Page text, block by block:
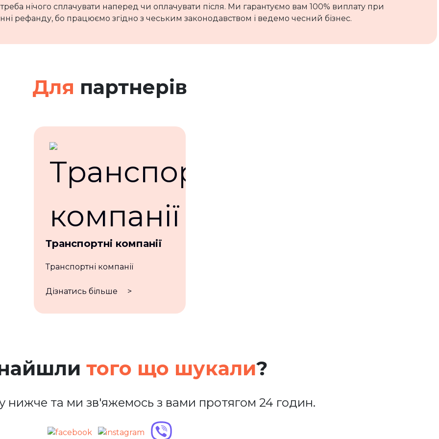
нічого сплачувати наперед чи оплачувати після. Ми гарантуємо вам 100% виплату при
рефанду, бо працюємо згідно з чеським законодавством і ведемо чесний бізнес.
Для партнерів
Транспортні компанії
Транспортні компанії
Дізнатись більше >
того що шукали?
нижче та ми зв'яжемось з вами протягом 24 годин.